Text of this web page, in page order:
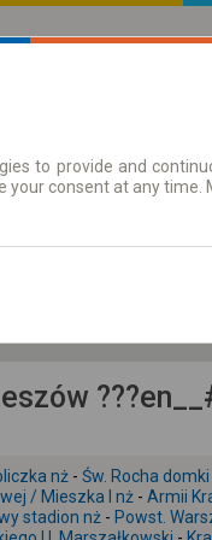
| Tickets
nż - Św. Rocha
/ Mieszka I nż - Armii
stadion nż - Powst.
to provide and
your consent at any time.